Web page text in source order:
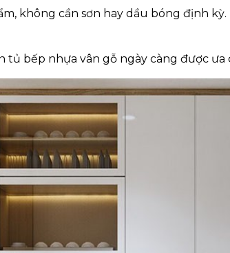
không cần sơn hay dầu bóng định kỳ.
tủ bếp nhựa vân gỗ ngày càng được